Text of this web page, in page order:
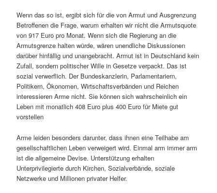
Wenn das so ist, ergibt sich für die von Armut und Ausgrenzung
Betroffenen die Frage, warum erhalten wir nicht die Armutsquote
von 917 Euro pro Monat. Wenn sich die Regierung an die
Armutsgrenze halten würde, wären unendliche Diskussionen
darüber hinfällig und unangebracht. Armut ist in Deutschland kein
Zufall, sondern politischer Wille in Gesetze verpackt. Das ist
sozial verwerflich. Der Bundeskanzlerin, Parlamentariern,
Politikern, Ökonomen, Wirtschaftsverbänden und Reichen
interessieren Arme nicht. Sie können sich wahrscheinlich ein
Leben mit monatlich 408 Euro plus 400 Euro für Miete gut
vorstellen
Arme leiden besonders darunter, dass ihnen eine Teilhabe am
gesellschaftlichen Leben verweigert wird. Einmal arm immer arm
ist die allgemeine Devise. Unterstützung erhalten
Unterprivilegierte durch Kirchen, Sozialverbände, soziale
Netzwerke und Millionen privater Helfer.